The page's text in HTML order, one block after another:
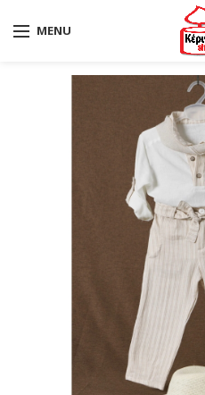
MENU